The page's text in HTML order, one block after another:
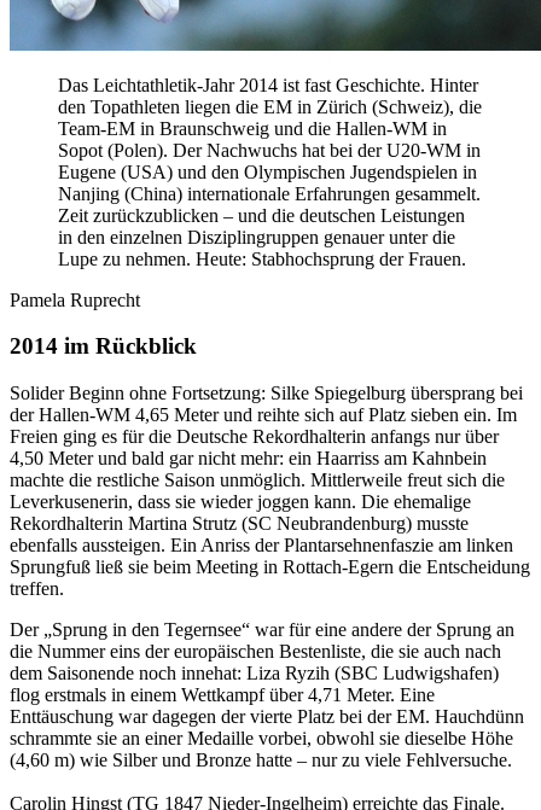
Das Leichtathletik-Jahr 2014 ist fast Geschichte. Hinter
den Topathleten liegen die EM in Zürich (Schweiz), die
Team-EM in Braunschweig und die Hallen-WM in
Sopot (Polen). Der Nachwuchs hat bei der U20-WM in
Eugene (USA) und den Olympischen Jugendspielen in
Nanjing (China) internationale Erfahrungen gesammelt.
Zeit zurückzublicken – und die deutschen Leistungen
in den einzelnen Disziplingruppen genauer unter die
Lupe zu nehmen. Heute: Stabhochsprung der Frauen.
Pamela Ruprecht
2014 im Rückblick
Solider Beginn ohne Fortsetzung: Silke Spiegelburg übersprang bei
der Hallen-WM 4,65 Meter und reihte sich auf Platz sieben ein. Im
Freien ging es für die Deutsche Rekordhalterin anfangs nur über
4,50 Meter und bald gar nicht mehr: ein Haarriss am Kahnbein
machte die restliche Saison unmöglich. Mittlerweile freut sich die
Leverkusenerin, dass sie wieder joggen kann. Die ehemalige
Rekordhalterin Martina Strutz (SC Neubrandenburg) musste
ebenfalls aussteigen. Ein Anriss der Plantarsehnenfaszie am linken
Sprungfuß ließ sie beim Meeting in Rottach-Egern die Entscheidung
treffen.
Der „Sprung in den Tegernsee“ war für eine andere der Sprung an
die Nummer eins der europäischen Bestenliste, die sie auch nach
dem Saisonende noch innehat: Liza Ryzih (SBC Ludwigshafen)
flog erstmals in einem Wettkampf über 4,71 Meter. Eine
Enttäuschung war dagegen der vierte Platz bei der EM. Hauchdünn
schrammte sie an einer Medaille vorbei, obwohl sie dieselbe Höhe
(4,60 m) wie Silber und Bronze hatte – nur zu viele Fehlversuche.
Carolin Hingst (TG 1847 Nieder-Ingelheim) erreichte das Finale.